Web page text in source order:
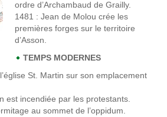
ordre d’Archambaud de Grailly.
1481 : Jean de Molou crée les
premières forges sur le territoire
d’Asson.
TEMPS MODERNES
St. Martin sur son emplacement
est incendiée par les protestants.
au sommet de l’oppidum.